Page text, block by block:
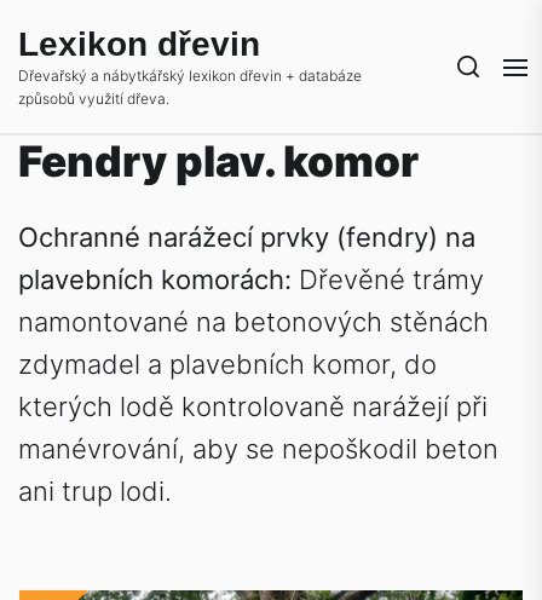
the
content
Lexikon dřevin
Dřevařský a nábytkářský lexikon dřevin + databáze
způsobů využití dřeva.
Fendry plav. komor
Ochranné narážecí prvky (fendry) na
plavebních komorách: Dřevěné trámy
namontované na betonových stěnách
zdymadel a plavebních komor, do
kterých lodě kontrolovaně narážejí při
manévrování, aby se nepoškodil beton
ani trup lodi.